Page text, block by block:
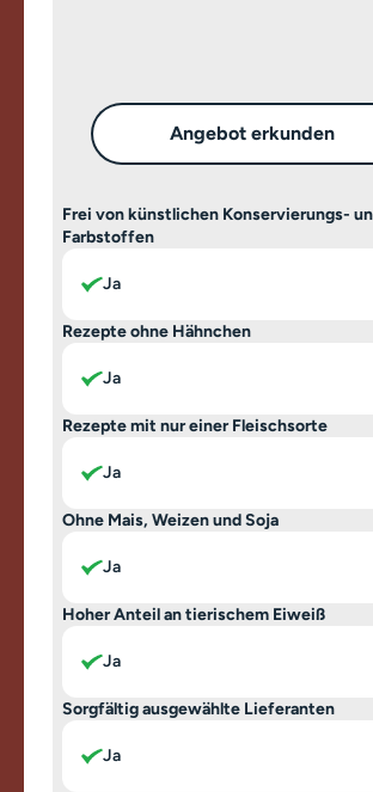
Angebot erkunden
Frei von künstlichen Konservierungs-
Farbstoffen
Ja
Rezepte ohne Hähnchen
Ja
Rezepte mit nur einer Fleischsorte
Ja
Ohne Mais, Weizen und Soja
Ja
Hoher Anteil an tierischem Eiweiß
Ja
Sorgfältig ausgewählte Lieferanten
Ja